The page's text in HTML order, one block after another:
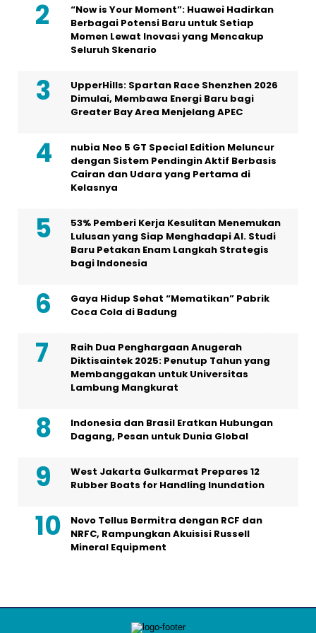
“Now is Your Moment”: Huawei Hadirkan
Berbagai Potensi Baru untuk Setiap
Momen Lewat Inovasi yang Mencakup
Seluruh Skenario
UpperHills: Spartan Race Shenzhen 2026
Dimulai, Membawa Energi Baru bagi
Greater Bay Area Menjelang APEC
nubia Neo 5 GT Special Edition Meluncur
dengan Sistem Pendingin Aktif Berbasis
Cairan dan Udara yang Pertama di
Kelasnya
53% Pemberi Kerja Kesulitan Menemukan
Lulusan yang Siap Menghadapi AI. Studi
Baru Petakan Enam Langkah Strategis
bagi Indonesia
Gaya Hidup Sehat “Mematikan” Pabrik
Coca Cola di Badung
Raih Dua Penghargaan Anugerah
Diktisaintek 2025: Penutup Tahun yang
Membanggakan untuk Universitas
Lambung Mangkurat
Indonesia dan Brasil Eratkan Hubungan
Dagang, Pesan untuk Dunia Global
West Jakarta Gulkarmat Prepares 12
Rubber Boats for Handling Inundation
Novo Tellus Bermitra dengan RCF dan
NRFC, Rampungkan Akuisisi Russell
Mineral Equipment